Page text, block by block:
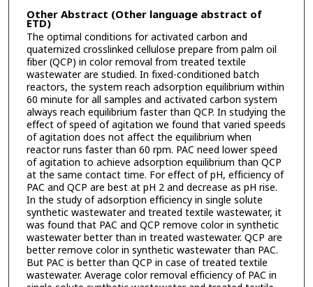
Other Abstract (Other language abstract of
ETD)
The optimal conditions for activated carbon and
quaternized crosslinked cellulose prepare from palm oil
fiber (QCP) in color removal from treated textile
wastewater are studied. In fixed-conditioned batch
reactors, the system reach adsorption equilibrium within
60 minute for all samples and activated carbon system
always reach equilibrium faster than QCP. In studying the
effect of speed of agitation we found that varied speeds
of agitation does not affect the equilibrium when
reactor runs faster than 60 rpm. PAC need lower speed
of agitation to achieve adsorption equilibrium than QCP
at the same contact time. For effect of pH, efficiency of
PAC and QCP are best at pH 2 and decrease as pH rise.
In the study of adsorption efficiency in single solute
synthetic wastewater and treated textile wastewater, it
was found that PAC and QCP remove color in synthetic
wastewater better than in treated wastewater. QCP are
better remove color in synthetic wastewater than PAC.
But PAC is better than QCP in case of treated textile
wastewater. Average color removal efficiency of PAC in